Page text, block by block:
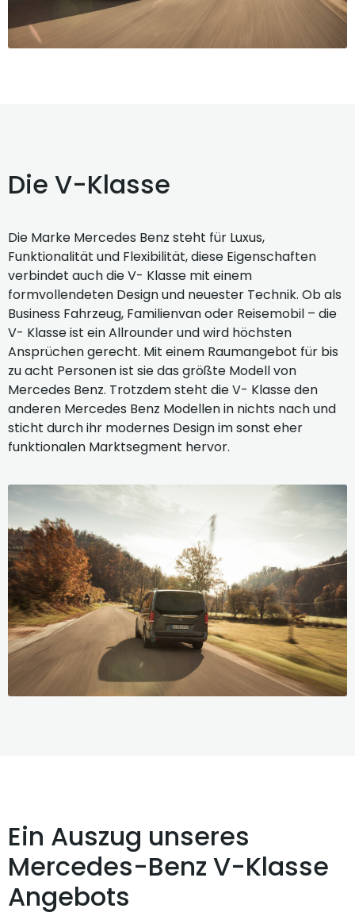
Die V-Klasse
Die Marke Mercedes Benz steht für Luxus,
Funktionalität und Flexibilität, diese Eigenschaften
verbindet auch die V- Klasse mit einem
formvollendeten Design und neuester Technik. Ob als
Business Fahrzeug, Familienvan oder Reisemobil – die
V- Klasse ist ein Allrounder und wird höchsten
Ansprüchen gerecht. Mit einem Raumangebot für bis
zu acht Personen ist sie das größte Modell von
Mercedes Benz. Trotzdem steht die V- Klasse den
anderen Mercedes Benz Modellen in nichts nach und
sticht durch ihr modernes Design im sonst eher
funktionalen Marktsegment hervor.
Ein Auszug unseres
Mercedes-Benz V-Klasse
Angebots